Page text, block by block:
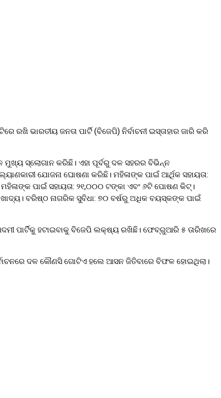
ଭାରତୀୟ ଜନତା ପାର୍ଟି (ବିଜେପି) ନିର୍ବାଚନୀ ଇସ୍ତାହାର ଜାରି କରି
ସ୍ଲୋଗାନ କରିଛି। ଏହା ପୂର୍ବରୁ ଦଳ ସହରର ବିଭିନ୍ନ
ଯୋଜନା ଘୋଷଣା କରିଛି। ମହିଳାଙ୍କ ପାଇଁ ଆର୍ଥିକ ସହାୟତା:
ପାଇଁ ସହାୟତା: ୨୧,୦୦୦ ଟଙ୍କା ଏବଂ ୬ଟି ପୋଷଣ କିଟ୍।
ବରିଷ୍ଠ ନାଗରିକ ସୁବିଧା: ୭୦ ବର୍ଷରୁ ଅଧିକ ବୟସ୍କଙ୍କ ପାଇଁ
ପାର୍ଟିକୁ ହଟାଇବାକୁ ବିଜେପି ଲକ୍ଷ୍ୟ ରଖିଛି। ଫେବ୍ରୁଆରି ୫ ତାରିଖରେ
ଦଳ କୌଣସି ଗୋଟିଏ ହଲେ ଆସନ ଜିତିବାରେ ବିଫଳ ହୋଇଥିଲା।